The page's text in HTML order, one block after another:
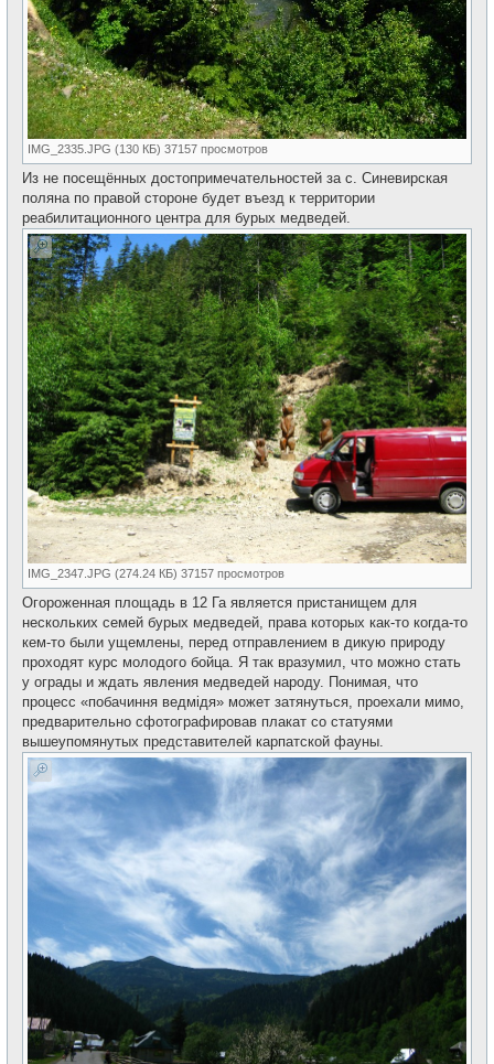
IMG_2335.JPG (130 КБ) 37157 просмотров
Из не посещённых достопримечательностей за с. Синевирская
поляна по правой стороне будет въезд к территории
реабилитационного центра для бурых медведей.
IMG_2347.JPG (274.24 КБ) 37157 просмотров
Огороженная площадь в 12 Га является пристанищем для
нескольких семей бурых медведей, права которых как-то когда-то
кем-то были ущемлены, перед отправлением в дикую природу
проходят курс молодого бойца. Я так вразумил, что можно стать
у ограды и ждать явления медведей народу. Понимая, что
процесс «побачиння ведмідя» может затянуться, проехали мимо,
предварительно сфотографировав плакат со статуями
вышеупомянутых представителей карпатской фауны.